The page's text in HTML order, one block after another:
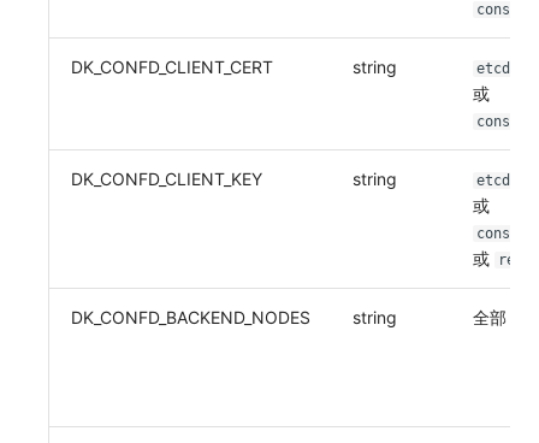
consul
DK_CONFD_CLIENT_CERT string etcdv3
或
consul
DK_CONFD_CLIENT_KEY string etcdv3
或
consul
或 redis
DK_CONFD_BACKEND_NODES string 全部